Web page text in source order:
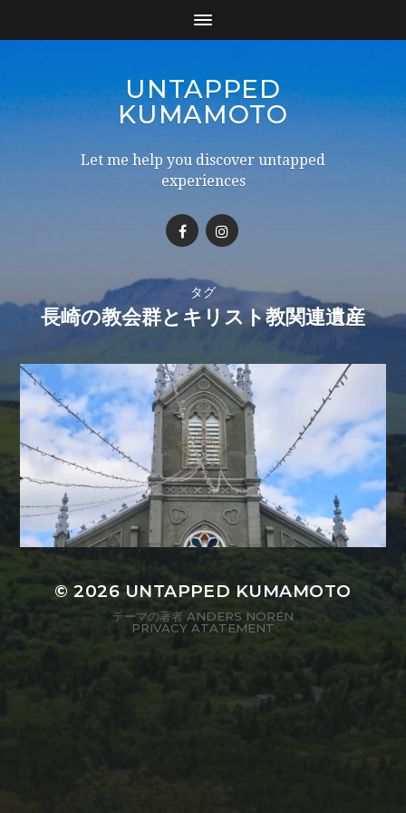
UNTAPPED
KUMAMOTO
Let me help you discover untapped
experiences
タグ
長崎の教会群とキリスト教関連遺産
© 2026 UNTAPPED KUMAMOTO
テーマの著者 ANDERS NORÉN
PRIVACY ATATEMENT